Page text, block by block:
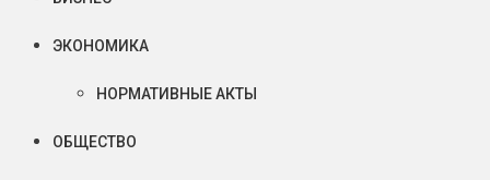
ЭКОНОМИКА
НОРМАТИВНЫЕ АКТЫ
ОБЩЕСТВО